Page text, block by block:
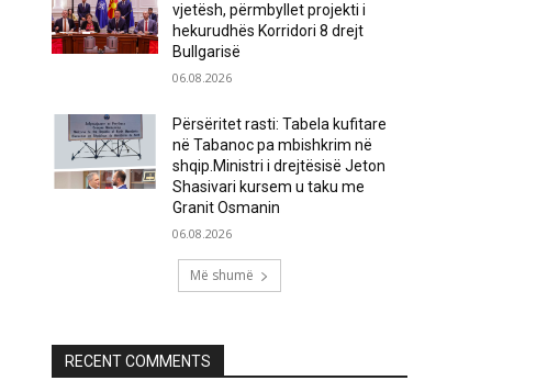
vjetësh, përmbyllet projekti i
hekurudhës Korridori 8 drejt
Bullgarisë
06.08.2026
Përsëritet rasti: Tabela kufitare
në Tabanoc pa mbishkrim në
shqip.Ministri i drejtësisë Jeton
Shasivari kursem u taku me
Granit Osmanin
06.08.2026
Më shumë
RECENT COMMENTS